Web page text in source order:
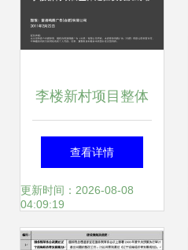
李楼新村项目整体
定位及发展战略
查看详情
更新时间：2026-08-08
04:09:19